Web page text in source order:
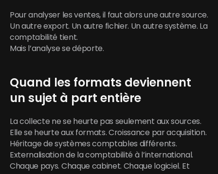
Pour analyser les ventes, il faut alors une autre source.
Un autre export. Un autre fichier. Un autre système. La
comptabilité tient.
Mais l’analyse se déporte.
Quand les formats deviennent
un sujet à part entière
La collecte ne se heurte pas seulement aux sources.
Elle se heurte aux formats. Croissance par acquisition.
Héritage de systèmes comptables différents.
Externalisation de la comptabilité à l’international.
Chaque pays. Chaque cabinet. Chaque logiciel. Et